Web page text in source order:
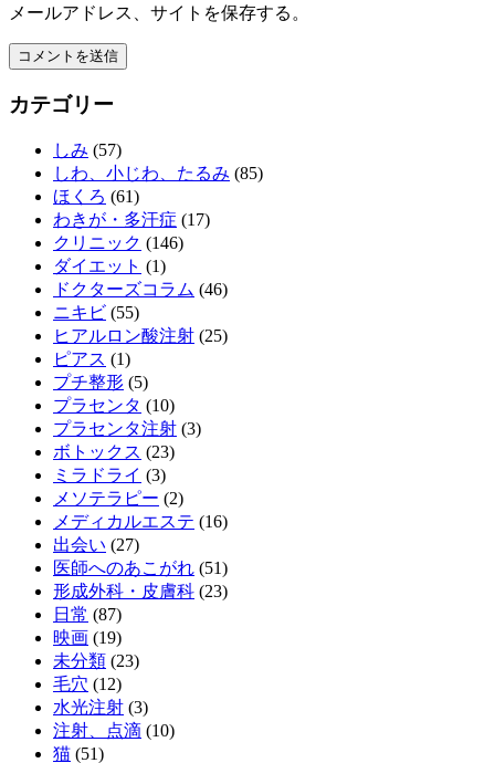
メールアドレス、サイトを保存する。
カテゴリー
しみ (57)
しわ、小じわ、たるみ (85)
ほくろ (61)
わきが・多汗症 (17)
クリニック (146)
ダイエット (1)
ドクターズコラム (46)
ニキビ (55)
ヒアルロン酸注射 (25)
ピアス (1)
プチ整形 (5)
プラセンタ (10)
プラセンタ注射 (3)
ボトックス (23)
ミラドライ (3)
メソテラピー (2)
メディカルエステ (16)
出会い (27)
医師へのあこがれ (51)
形成外科・皮膚科 (23)
日常 (87)
映画 (19)
未分類 (23)
毛穴 (12)
水光注射 (3)
注射、点滴 (10)
猫 (51)